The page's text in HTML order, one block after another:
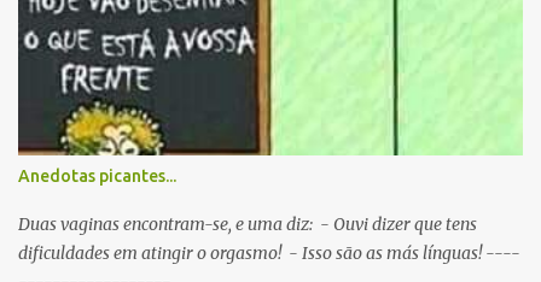
Anedotas picantes...
Duas vaginas encontram-se, e uma diz: - Ouvi dizer que tens
dificuldades em atingir o orgasmo! - Isso são as más línguas! ----